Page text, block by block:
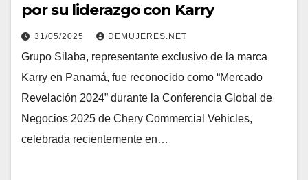
por su liderazgo con Karry
31/05/2025 DEMUJERES.NET
Grupo Silaba, representante exclusivo de la marca
Karry en Panamá, fue reconocido como “Mercado
Revelación 2024” durante la Conferencia Global de
Negocios 2025 de Chery Commercial Vehicles,
celebrada recientemente en…